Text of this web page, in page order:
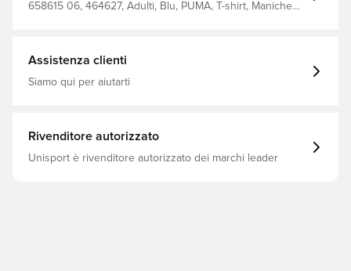
658615 06, 464627, Adulti, Blu, PUMA, T-shirt, Maniche
Assistenza clienti
Siamo qui per aiutarti
Rivenditore autorizzato
Unisport è rivenditore autorizzato dei marchi leader